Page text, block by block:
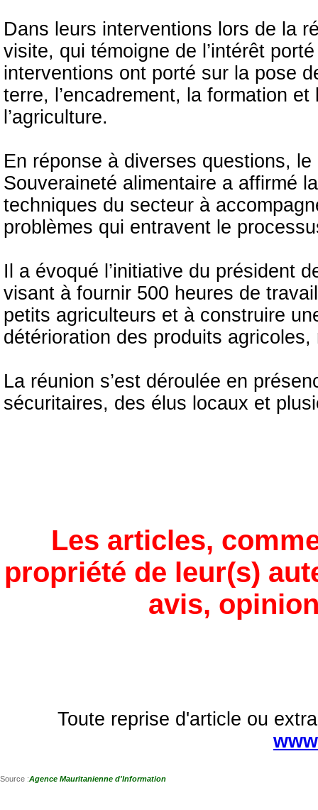
Dans leurs interventions lors de la
visite, qui témoigne de l’intérêt
interventions ont porté sur la pose
terre, l’encadrement, la formation
l’agriculture.
En réponse à diverses questions,
Souveraineté alimentaire a affirmé
techniques du secteur à
problèmes qui entravent le
Il a évoqué l’initiative du président
visant à fournir 500 heures de
petits agriculteurs et à construire
détérioration des produits
La réunion s’est déroulée en
sécuritaires, des élus locaux et
Les articles,
propriété de leur(s)
avis,
Toute reprise d'article ou
Source :Agence Mauritanienne d'Information